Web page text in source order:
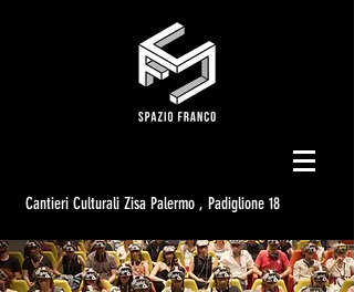
Cantieri Culturali Zisa Palermo , Padiglione 18